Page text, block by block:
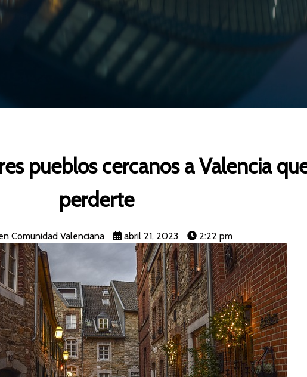
pueblos cercanos a Valencia
perderte
Comunidad Valenciana abril 21, 2023 2:22 pm